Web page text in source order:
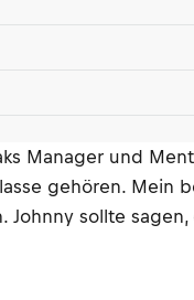
Manager und
gehören.
sollte